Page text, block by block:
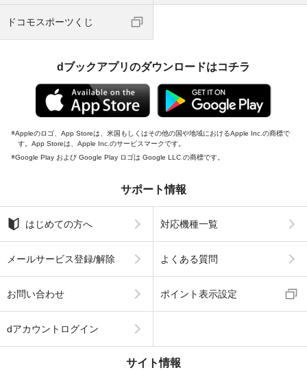
ドコモスポーツくじ
dブックアプリのダウンロードはコチラ
Appleのロゴ、App Storeは、米国もしくはその他の国や地域におけるApple Inc.の商標で
す。App Storeは、Apple Inc.のサービスマークです。
Google Play および Google Play ロゴは Google LLC の商標です。
サポート情報
はじめての方へ 対応機種一覧
メールサービス登録/解除 よくある質問
お問い合わせ ポイント表示設定
dアカウントログイン
サイト情報